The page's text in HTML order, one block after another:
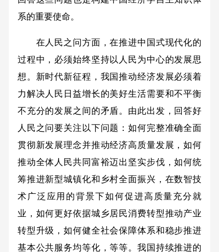
系的重要使命。
在人民之问方面，在推进中国式现代化的
过程中，必须始终坚持以人民为中心的发展思
想。新时代新征程，我国推动经济发展必须着
力解决人民日益增长的美好生活需要和不平衡
不充分的发展之间的矛盾。由此出发，回答好
人民之问要关注以下问题：如何完整准确全面
贯彻新发展理念并推动经济高质量发展，如何
推动全体人民共同富裕迈出坚实步伐，如何统
筹推进新型城镇化和乡村全面振兴，在数智技
术广泛应用的背景下如何促进高质量充分就
业，如何更好依据城乡居民消费转型推动产业
转型升级，如何健全社会保障体系和稳步推进
基本公共服务均等化，等等。我国持续推进的